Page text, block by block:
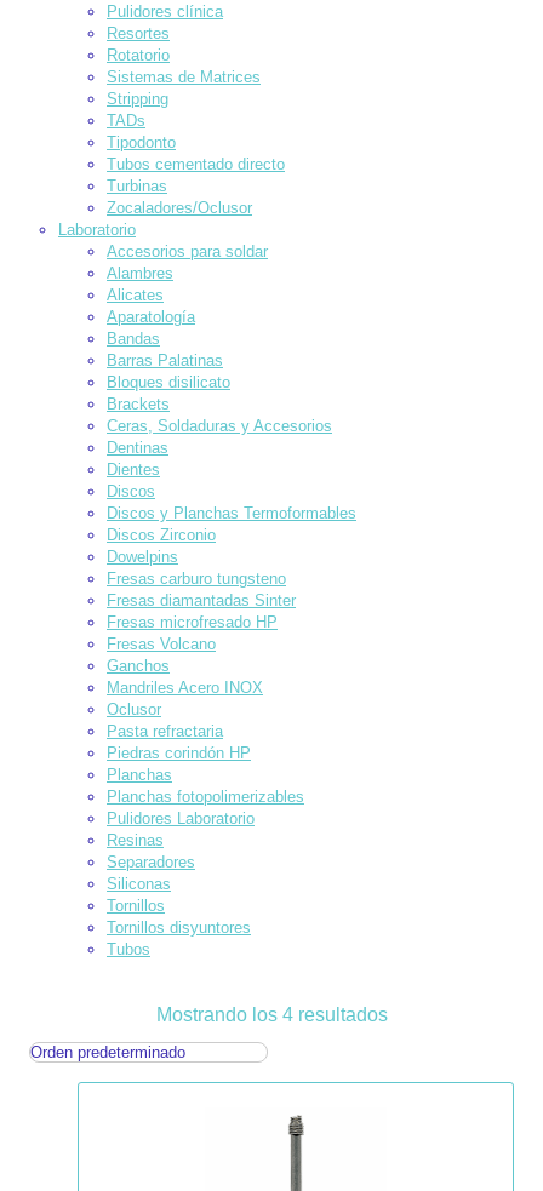
Pulidores clínica
Resortes
Rotatorio
Sistemas de Matrices
Stripping
TADs
Tipodonto
Tubos cementado directo
Turbinas
Zocaladores/Oclusor
Laboratorio
Accesorios para soldar
Alambres
Alicates
Aparatología
Bandas
Barras Palatinas
Bloques disilicato
Brackets
Ceras, Soldaduras y Accesorios
Dentinas
Dientes
Discos
Discos y Planchas Termoformables
Discos Zirconio
Dowelpins
Fresas carburo tungsteno
Fresas diamantadas Sinter
Fresas microfresado HP
Fresas Volcano
Ganchos
Mandriles Acero INOX
Oclusor
Pasta refractaria
Piedras corindón HP
Planchas
Planchas fotopolimerizables
Pulidores Laboratorio
Resinas
Separadores
Siliconas
Tornillos
Tornillos disyuntores
Tubos
Mostrando los 4 resultados